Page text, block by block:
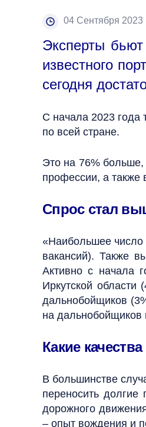
04 Сентября 2023
Эксперты
известного
сегодня
С начала 2023 года
по всей стране.
Это на 76% больше,
профессии, а также
Спрос стал
«Наибольшее число
вакансий). Также
Активно с начала
Иркутской
дальнобойщиков
на дальнобойщиков
Какие
В большинстве
переносить
дорожного
– опыт вождения и